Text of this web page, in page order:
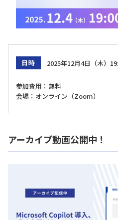
日時 2025年12月4日（木）
参加費用：無料
会場：オンライン（Zoom）
アーカイブ動画公開中！